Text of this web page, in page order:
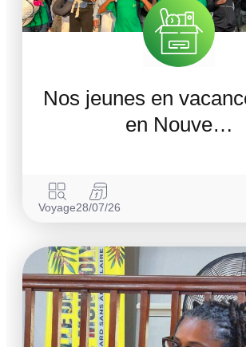
Nos jeunes en
en Nouve…
Voyage28/07/26